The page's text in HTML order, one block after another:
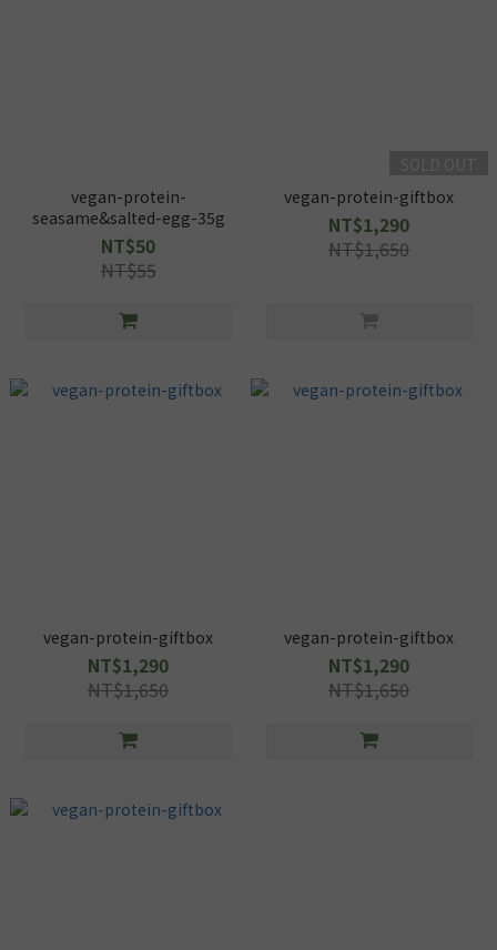
vegan-protein-
seasame&salted-egg-35g
NT$50
NT$55
vegan-protein-giftbox
NT$1,290
NT$1,650
vegan-protein-giftbox
NT$1,290
NT$1,650
vegan-protein-giftbox
NT$1,290
NT$1,650